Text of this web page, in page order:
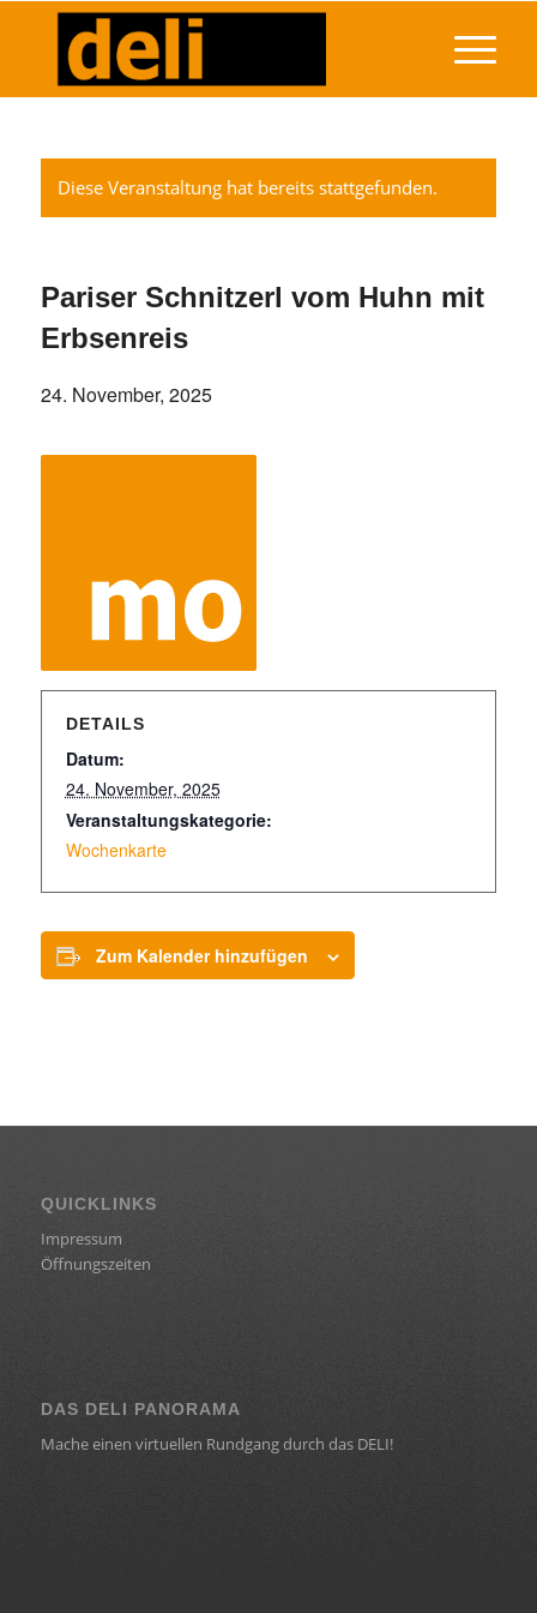
Diese Veranstaltung hat bereits stattgefunden.
Pariser Schnitzerl vom Huhn mit
Erbsenreis
24. November, 2025
DETAILS
Datum:
24. November, 2025
Veranstaltungskategorie:
Wochenkarte
Zum Kalender hinzufügen
QUICKLINKS
Impressum
Öffnungszeiten
DAS DELI PANORAMA
Mache einen virtuellen Rundgang durch das DELI!